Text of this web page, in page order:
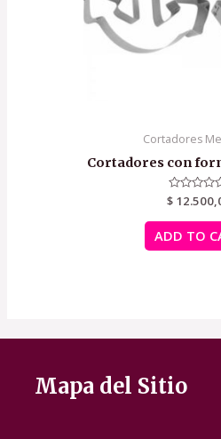
Cortadores
Cortadores con
Rated
out
of
5
$
ADD TO
Mapa del Sitio